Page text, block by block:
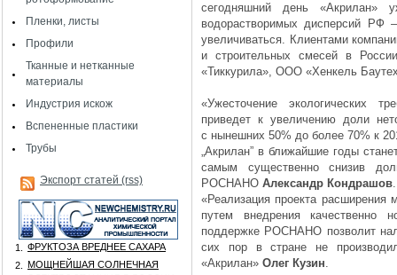
Пленки, листы
Профили
Тканные и нетканные
материалы
Индустрия искож
Вспененные пластики
Трубы
Экспорт статей (rss)
1.
ФРУКТОЗА ВРЕДНЕЕ САХАРА
2.
МОЩНЕЙШАЯ СОЛНЕЧНАЯ
сегодняшний день «Акрилан»
водорастворимых дисперсий РФ
увеличиваться. Клиентами
и строительных смесей в
«Тиккурила», ООО «Хенкель
«Ужесточение экологических
приведет к увеличению доли
с нынешних 50% до более 70% к
„Акрилан” в ближайшие годы
самым существенно снизив
РОСНАНО Александр Кондрашов.
«Реализация проекта расширения
путем внедрения качественно
поддержке РОСНАНО позволит
сих пор в стране не
«Акрилан» Олег Кузин.